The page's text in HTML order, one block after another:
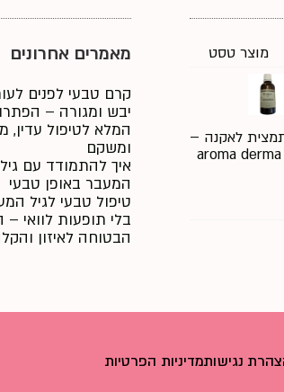
מוצר טסט
לאקנה –
aroma derma
מאמרים אחרונים
קרם טבעי לפנים
יבש ומגורה –
המלא לטיפול עדין,
ומשקם
איך להתמודד עם גיל
המעבר באופן טבעי
טיפול טבעי לגיל
בלי תופעות לוואי –
הבטוחה לאיזון
נגישותמדיניות הפרטיות